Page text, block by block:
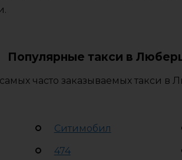
Популярные такси в
часто заказываемых такси в
Ситимобил
474